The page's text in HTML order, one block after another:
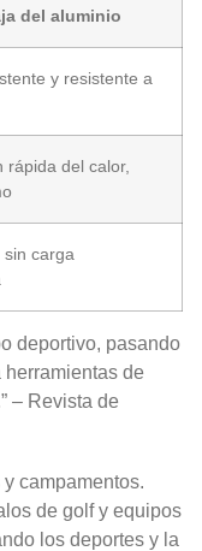
del aluminio
y resistente a
rápida del calor,
sin carga
deportivo, pasando
de
– Revista de
campamentos.
de golf y equipos
los deportes y la